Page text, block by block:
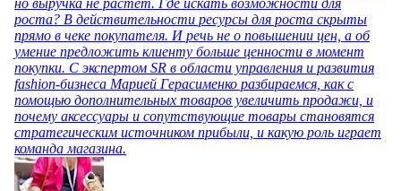
но выручка не растет. Где искать возможности для
роста? В действительности ресурсы для роста скрыты
прямо в чеке покупателя. И речь не о повышении цен, а об
умение предложить клиенту больше ценности в момент
покупки. С экспертом SR в области управления и развития
fashion-бизнеса Марией Герасименко разбираемся, как с
помощью дополнительных товаров увеличить продажи, и
почему аксессуары и сопутствующие товары становятся
стратегическим источником прибыли, и какую роль играет
команда магазина.